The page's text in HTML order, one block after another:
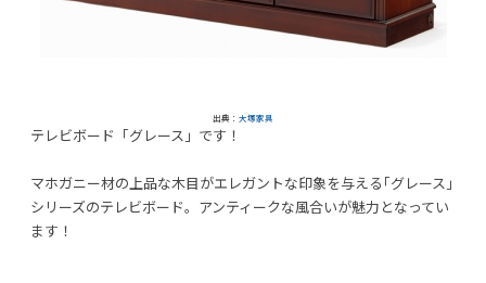
出典： 大塚家具
テレビボード「グレース」です！
マホガニー材の上品な木目がエレガントな印象を与える｢グレース｣
シリーズのテレビボード。アンティークな風合いが魅力となってい
ます！